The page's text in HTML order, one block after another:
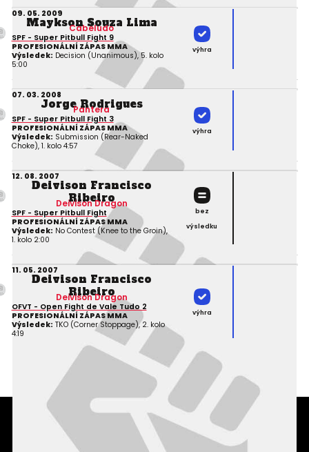
09. 05. 2009
Maykson Souza Lima
Cabeludo
SPF - Super Pitbull Fight 9
PROFESIONÁLNÍ ZÁPAS MMA
Výsledek: Decision (Unanimous), 5. kolo
5:00
výhra
07. 03. 2008
Jorge Rodrigues
Pantera
SPF - Super Pitbull Fight 3
PROFESIONÁLNÍ ZÁPAS MMA
Výsledek: Submission (Rear-Naked
Choke), 1. kolo 4:57
výhra
12. 08. 2007
Deivison Francisco
Ribeiro
Deivison Dragon
SPF - Super Pitbull Fight
PROFESIONÁLNÍ ZÁPAS MMA
Výsledek: No Contest (Knee to the Groin),
1. kolo 2:00
bez
výsledku
11. 05. 2007
Deivison Francisco
Ribeiro
Deivison Dragon
OFVT - Open Fight de Vale Tudo 2
PROFESIONÁLNÍ ZÁPAS MMA
Výsledek: TKO (Corner Stoppage), 2. kolo
4:19
výhra
Podmínky užití webového rozhraní
Souhlas s používáním osobních údajů